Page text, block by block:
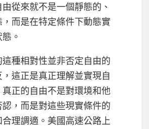
從來就不是一個靜態的、
而是在特定條件下動態實
。
種相對性並非否定自由的
這正是真正理解並實現自
真正的自由不是對環境和他
，而是對這些現實條件的
理調適。美國高速公路上